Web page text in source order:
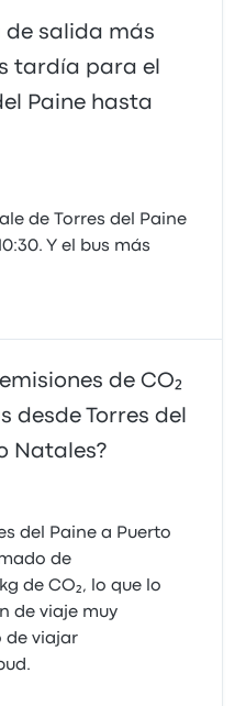
de salida más
tardía para el
Paine hasta
de Torres del Paine
Y el bus más
de CO₂
desde Torres del
Natales?
del Paine a Puerto
de
de CO₂, lo que lo
de viaje muy
de viajar